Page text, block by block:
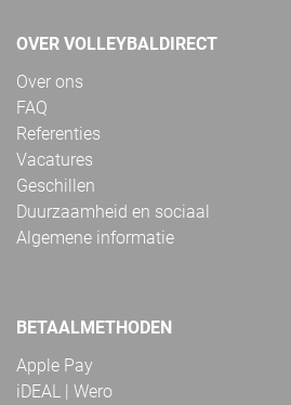
OVER VOLLEYBALDIRECT
Over ons
FAQ
Referenties
Vacatures
Geschillen
Duurzaamheid en sociaal
Algemene informatie
BETAALMETHODEN
Apple Pay
iDEAL | Wero